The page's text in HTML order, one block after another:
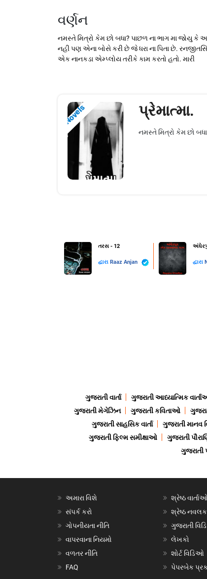
વર્ણન
નમસ્તે મિત્રો કેમ છો બધા? પાછળ ના ભાગ મા જોયુ
નહી પણ એના બોસે કરી છે જે ધરા ના પિતા છે.
એક નાનકડા એમ્પ્લોય તરીકે કામ કરતો હતો. મારી
Novels પ્રેમાત્મા.
નમસ્તે મિત્રો કેમ છો
તરસ - 12
દ્વારા Raaz Anjan દ્વારા
ગુજરાતી વાર્તા ગુજરાતી આધ્યાત્મિક
ગુજરાતી મેગેઝિન
ગુજરાતી કવિતાઓ
ગુજરાતી સાહસિક વાર્તા
ગુજરાતી માનવ
ગુજરાતી ફિલ્મ સમીક્ષાઓ
ગુજરાતી
ગુજરાતી
અમારા વિશે
સંપર્ક કરો
ગોપનીયતા નીતિ
વાપરવાના નિયમો
વળતર નીતિ
FAQ
શ્રેષ્ઠ વાર્તાઓ
શ્રેષ્ઠ
ગુજરાતી
લેખકો
શોર્ટ વિડિઓ
પેપરબેક